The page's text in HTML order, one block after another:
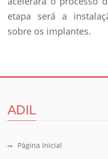
etapa será a
sobre os implantes.
ADIL
Página Inicial